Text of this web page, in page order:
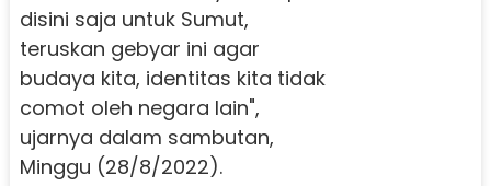
disini saja untuk Sumut,
teruskan gebyar ini agar
budaya kita, identitas kita tidak
comot oleh negara lain",
ujarnya dalam sambutan,
Minggu (28/8/2022).